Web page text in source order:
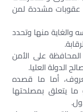
عقوبات مشددة لمن
والغاية منها وتحدد
على الأمن
الدولة العليا.
أما ما قصده
ما يتعلق بمصلحتها